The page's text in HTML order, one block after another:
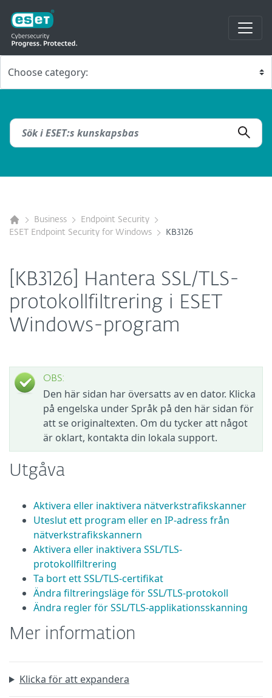
Business
Endpoint Security
ESET Endpoint Security for Windows
KB3126
[KB3126] Hantera SSL/TLS-
protokollfiltrering i ESET
Windows-program
OBS:
Den här sidan har översatts av en dator. Klicka
på engelska under Språk på den här sidan för
att se originaltexten. Om du tycker att något
är oklart, kontakta din lokala support.
Utgåva
Aktivera eller inaktivera nätverkstrafikskanner
Uteslut ett program eller en IP-adress från
nätverkstrafikskannern
Aktivera eller inaktivera SSL/TLS-
protokollfiltrering
Ta bort ett SSL/TLS-certifikat
Ändra filtreringsläge för SSL/TLS-protokoll
Ändra regler för SSL/TLS-applikationsskanning
Mer information
Klicka för att expandera